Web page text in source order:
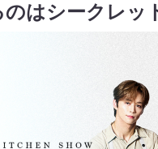
はシークレッ